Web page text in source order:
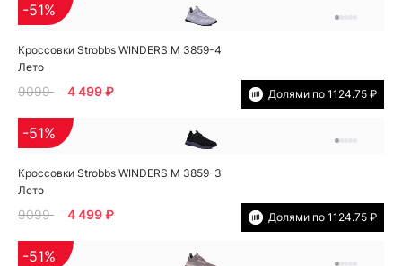
Кроссовки Strobbs WINDERS M 3859-4
Лето
-51%
9099 4 499 ₽ Долями по 1124.75 ₽
Кроссовки Strobbs WINDERS M 3859-3
Лето
-51%
9099 4 499 ₽ Долями по 1124.75 ₽
-51%